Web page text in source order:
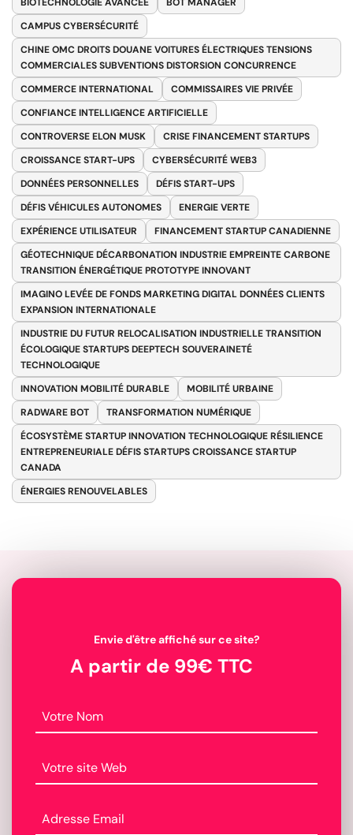
CAMPUS CYBERSÉCURITÉ
CHINE OMC DROITS DOUANE VOITURES ÉLECTRIQUES TENSIONS
COMMERCIALES SUBVENTIONS DISTORSION CONCURRENCE
COMMERCE INTERNATIONAL
COMMISSAIRES VIE PRIVÉE
CONFIANCE INTELLIGENCE ARTIFICIELLE
CONTROVERSE ELON MUSK
CRISE FINANCEMENT STARTUPS
CROISSANCE START-UPS
CYBERSÉCURITÉ WEB3
DONNÉES PERSONNELLES
DÉFIS START-UPS
DÉFIS VÉHICULES AUTONOMES
ENERGIE VERTE
EXPÉRIENCE UTILISATEUR
FINANCEMENT STARTUP CANADIENNE
GÉOTECHNIQUE DÉCARBONATION INDUSTRIE EMPREINTE CARBONE
TRANSITION ÉNERGÉTIQUE PROTOTYPE INNOVANT
IMAGINO LEVÉE DE FONDS MARKETING DIGITAL DONNÉES CLIENTS
EXPANSION INTERNATIONALE
INDUSTRIE DU FUTUR RELOCALISATION INDUSTRIELLE TRANSITION
ÉCOLOGIQUE STARTUPS DEEPTECH SOUVERAINETÉ
TECHNOLOGIQUE
INNOVATION MOBILITÉ DURABLE
MOBILITÉ URBAINE
RADWARE BOT
TRANSFORMATION NUMÉRIQUE
ÉCOSYSTÈME STARTUP INNOVATION TECHNOLOGIQUE RÉSILIENCE
ENTREPRENEURIALE DÉFIS STARTUPS CROISSANCE STARTUP
CANADA
ÉNERGIES RENOUVELABLES
Envie d'être affiché sur ce site?
A partir de 99€ TTC